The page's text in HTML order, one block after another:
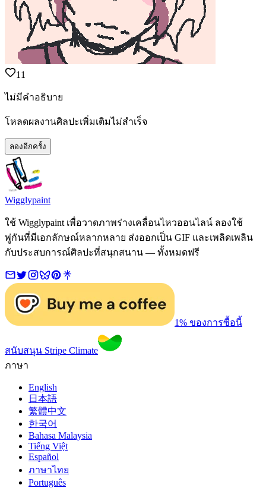
11
ไม่มีคำอธิบาย
โหลดผลงานศิลปะเพิ่มเติมไม่สำเร็จ
ลองอีกครั้ง
Wigglypaint
ใช้ Wigglypaint เพื่อวาดภาพร่างเคลื่อนไหวออนไลน์ ลองใช้
พู่กันที่มีเอกลักษณ์หลากหลาย ส่งออกเป็น GIF และเพลิดเพลิน
กับประสบการณ์ศิลปะที่สนุกสนาน — ทั้งหมดฟรี
1% ของการซื้อนี้
สนับสนุน Stripe Climate
ภาษา
English
日本語
繁體中文
한국어
Bahasa Malaysia
Tiếng Việt
Español
ภาษาไทย
Português